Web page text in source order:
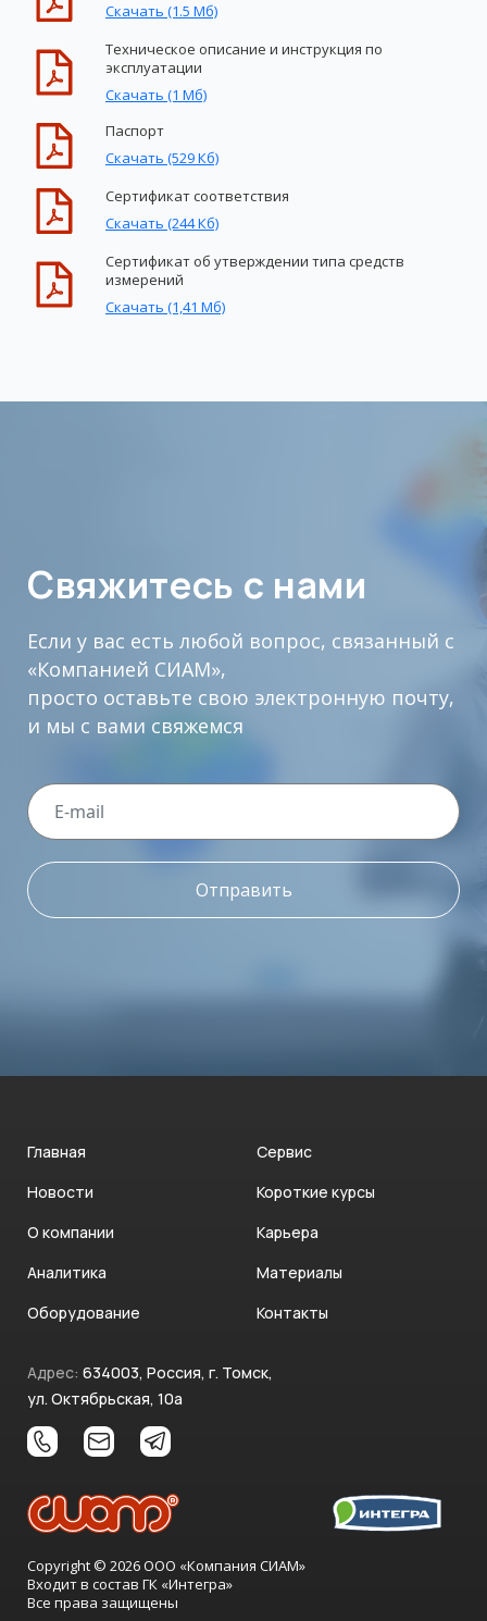
Скачать (1.5 Мб)
Техническое описание и инструкция по
эксплуатации
Скачать (1 Мб)
Паспорт
Скачать (529 Кб)
Сертификат соответствия
Скачать (244 Кб)
Сертификат об утверждении типа средств
измерений
Скачать (1,41 Мб)
Свяжитесь с нами
Если у вас есть любой вопрос, связанный с
«Компанией СИАМ»,
просто оставьте свою электронную почту,
и мы с вами свяжемся
Отправить
Главная
Новости
О компании
Аналитика
Оборудование
Сервис
Короткие курсы
Карьера
Материалы
Контакты
Адрес: 634003, Россия, г. Томск,
ул. Октябрьская, 10а
Copyright © 2026 ООО «Компания СИАМ»
Входит в состав ГК «Интегра»
Все права защищены